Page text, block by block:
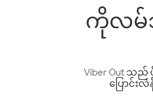
ကိုလမ်
Viber Out သ
ပြောင်း